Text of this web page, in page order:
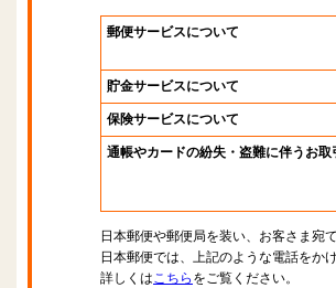
郵便サービスについて
貯金サービスについて
保険サービスについて
通帳やカードの紛失・盗難に伴うお取
日本郵便や郵便局を装い、お客さま宛
日本郵便では、上記のような電話をか
詳しくはこちら をご覧ください。